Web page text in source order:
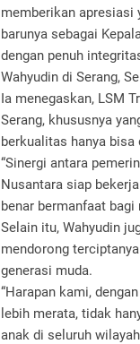
memberikan apresiasi
barunya sebagai
dengan penuh
Wahyudin di Serang,
Ia menegaskan, LSM
Serang, khususnya
berkualitas hanya
“Sinergi antara
Nusantara siap
benar bermanfaat bagi
Selain itu, Wahyudin
mendorong
generasi muda.
“Harapan kami,
lebih merata, tidak
anak di seluruh